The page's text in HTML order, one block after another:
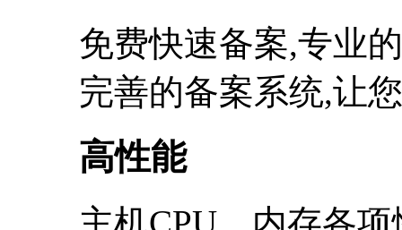
免费快速备案,专业
完善的备案系统,让
高性能